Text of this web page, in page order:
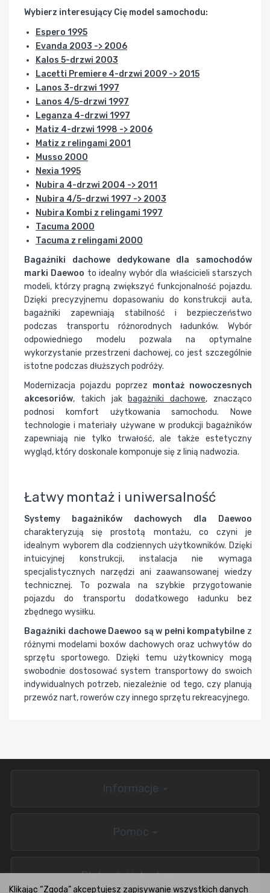
Wybierz interesujący Cię model samochodu:
Espero 1995
Evanda 2003 -> 2006
Kalos 5-drzwi 2003
Lacetti Premiere 4-drzwi 2009 -> 2015
Lanos 3-drzwi 1997
Lanos 4/5-drzwi 1997
Leganza 4-drzwi 1997
Matiz 4-drzwi 1998 -> 2006
Matiz z relingami 2001
Musso 2000
Nexia 1995
Nubira 4-drzwi 2004 -> 2011
Nubira 4/5-drzwi 1997 -> 2003
Nubira Kombi z relingami 1997
Tacuma 2000
Tacuma z relingami 2000
Bagażniki dachowe dedykowane dla samochodów
marki Daewoo to idealny wybór dla właścicieli starszych
modeli, którzy pragną zwiększyć funkcjonalność pojazdu.
Dzięki precyzyjnemu dopasowaniu do konstrukcji auta,
bagażniki zapewniają stabilność i bezpieczeństwo
podczas transportu różnorodnych ładunków. Wybór
odpowiedniego modelu pozwala na optymalne
wykorzystanie przestrzeni dachowej, co jest szczególnie
istotne podczas dłuższych podróży.
Modernizacja pojazdu poprzez montaż nowoczesnych
akcesoriów, takich jak bagażniki dachowe, znacząco
podnosi komfort użytkowania samochodu. Nowe
technologie i materiały używane w produkcji bagażników
zapewniają nie tylko trwałość, ale także estetyczny
wygląd, który doskonale komponuje się z linią nadwozia.
Łatwy montaż i uniwersalność
Systemy bagażników dachowych dla Daewoo
charakteryzują się prostotą montażu, co czyni je
idealnym wyborem dla codziennych użytkowników. Dzięki
intuicyjnej konstrukcji, instalacja nie wymaga
specjalistycznych narzędzi ani zaawansowanej wiedzy
technicznej. To pozwala na szybkie przygotowanie
pojazdu do transportu dodatkowego ładunku bez
zbędnego wysiłku.
Bagażniki dachowe Daewoo są w pełni kompatybilne z
różnymi modelami boxów dachowych oraz uchwytów do
sprzętu sportowego. Dzięki temu użytkownicy mogą
swobodnie dostosować system transportowy do swoich
indywidualnych potrzeb, niezależnie od tego, czy planują
przewóz nart, rowerów czy innego sprzętu rekreacyjnego.
Informacje
Pomoc
Płatności i dostawa
Klikając “Zgoda” akceptujesz zapisywanie wszystkich danych